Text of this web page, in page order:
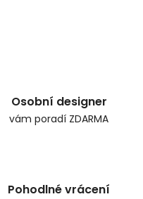
Osobní designer
vám poradí ZDARMA
Pohodlné vrácení